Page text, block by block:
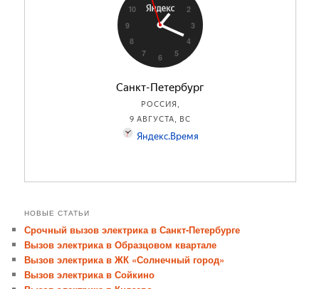
НОВЫЕ СТАТЬИ
Срочный вызов электрика в Санкт-Петербурге
Вызов электрика в Образцовом квартале
Вызов электрика в ЖК «Солнечный город»
Вызов электрика в Сойкино